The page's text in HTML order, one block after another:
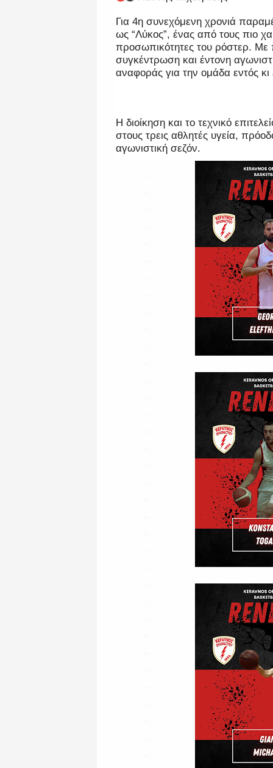
Για 4η συνεχόμενη χρονιά
ως “Λύκος”, ένας από τους πιο
προσωπικότητες του ρόστερ.
συγκέντρωση και έντονη
αναφοράς για την ομάδα εντός
Η διοίκηση και το τεχνικό
στους τρεις αθλητές υγεία,
αγωνιστική σεζόν.